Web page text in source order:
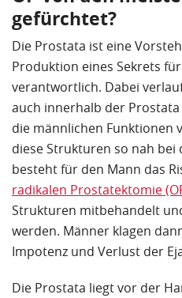
gefürchtet?
Die Prostata ist eine
Produktion eines Sekrets
verantwortlich. Dabei
auch innerhalb der
die männlichen Funktionen
diese Strukturen so nah bei
besteht für den Mann das
radikalen Prostatektomie
Strukturen mitbehandelt
werden. Männer klagen
Impotenz und Verlust der
Die Prostata liegt vor der